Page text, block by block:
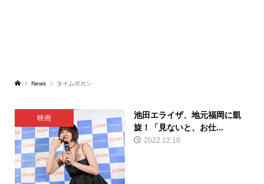
News タイムボカン
映画
池田エライザ、地元福岡に凱
旋！「見ないと、お仕...
2022.12.18